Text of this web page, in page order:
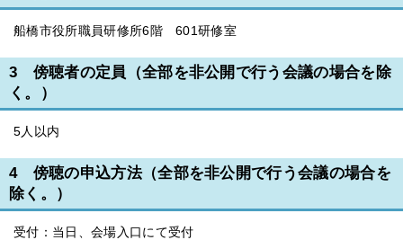
船橋市役所職員研修所6階 601研修室
3 傍聴者の定員（全部を非公開で行う会議の場合を除
く。）
5人以内
4 傍聴の申込方法（全部を非公開で行う会議の場合を
除く。）
受付：当日、会場入口にて受付